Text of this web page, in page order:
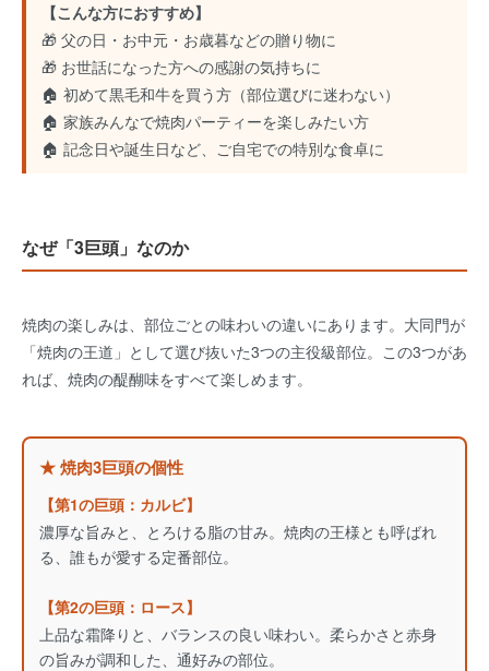
【こんな方におすすめ】
🎁 父の日・お中元・お歳暮などの贈り物に
🎁 お世話になった方への感謝の気持ちに
🏠 初めて黒毛和牛を買う方（部位選びに迷わない）
🏠 家族みんなで焼肉パーティーを楽しみたい方
🏠 記念日や誕生日など、ご自宅での特別な食卓に
なぜ「3巨頭」なのか
焼肉の楽しみは、部位ごとの味わいの違いにあります。大同門が
「焼肉の王道」として選び抜いた3つの主役級部位。この3つがあ
れば、焼肉の醍醐味をすべて楽しめます。
★ 焼肉3巨頭の個性
【第1の巨頭：カルビ】
濃厚な旨みと、とろける脂の甘み。焼肉の王様とも呼ばれ
る、誰もが愛する定番部位。
【第2の巨頭：ロース】
上品な霜降りと、バランスの良い味わい。柔らかさと赤身
の旨みが調和した、通好みの部位。